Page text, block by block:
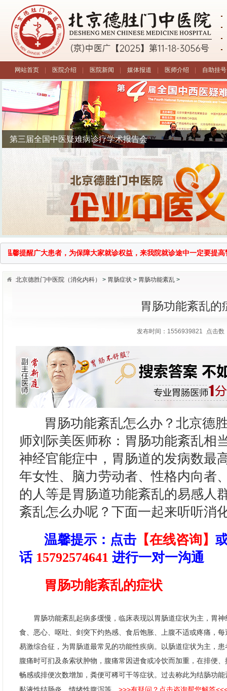
网站首页 医院介绍 医院新闻 媒体报道 医师介绍 自助挂号
第三届全国中医疑难病诊疗学术报告会
企业中医义诊活动
国医大师传承拜师仪式
馨提醒广大患者，为保障大家就诊权益，来我院就诊途中一定要提高
北京德胜门中医院（消化内科） > 胃肠症状 > 胃肠功能紊乱 >
胃肠功能紊乱的
发布时间：1556939821 点击数
胃肠功能紊乱怎么办？北京德
师刘际美医师称：胃肠功能紊乱相
神经官能症中，胃肠道的发病数最
年女性、脑力劳动者、性格内向者
的人等是胃肠道功能紊乱的易感人
紊乱怎么办呢？下面一起来听听消
温馨提示 ：点击 【在线咨询】
话15792574641 进行一对一沟通
胃肠功能紊乱的症状
胃肠功能紊乱起病多缓慢，临床表现以胃肠道症状为主，胃
食、恶心、呕吐、剑突下灼热感、食后饱胀、上腹不适或疼痛，
易激综合征，为胃肠道最常见的功能性疾病。以肠道症状为主，
腹痛时可扪及条索状肿物，腹痛常因进食或冷饮而加重，在排便
畅感或排便次数增加，粪便可稀可干等症状。过去称此为结肠功